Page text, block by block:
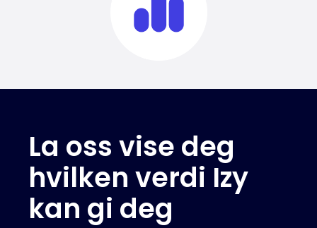
La oss vise deg
hvilken verdi Izy
kan gi deg